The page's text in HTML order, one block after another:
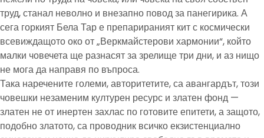
труд, станал неволно и внезапно повод за панегирика. А
сега горкият Бела Тар е препарираният кит с космически
всевиждащото око от „Веркмайстерови хармонии“, който
малки човечета ще разнасят за зрелище три дни, и аз нищо
не мога да направя по въпроса.
Така наречените големи, авторитетите, са авангардът, този
човешки незаменим културен ресурс и златен фонд —
златен не от инертен захлас по готовите епитети, а защото,
подобно златото, са проводник всичко екзистенциално